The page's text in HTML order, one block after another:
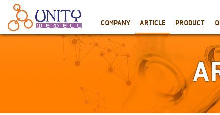
COMPANY ARTICLE PRODUCT